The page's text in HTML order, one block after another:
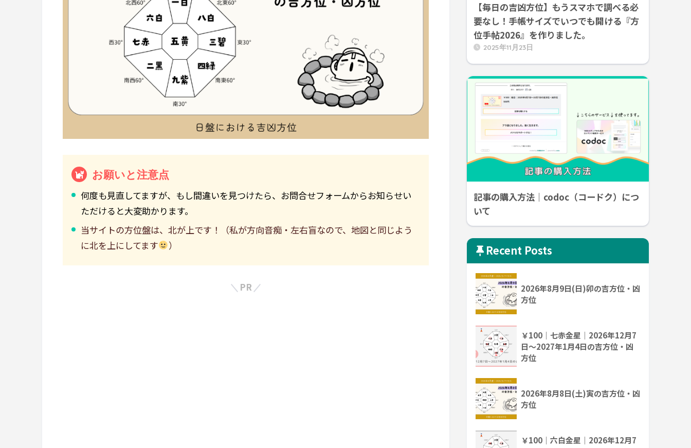
お願いと注意点
何度も見直してますが、もし間違いを見つけたら、お問合せフォームからお知らせい
ただけると大変助かります。
当サイトの方位盤は、北が上です！（私が方向音痴・左右盲なので、地図と同じよう
に北を上にしてます
）
PR
【毎日の吉凶方位】もうスマホで調べる必
要なし！手帳サイズでいつでも開ける『方
位手帖2026』を作りました。
2025年11月23日
記事の購入方法｜codoc（コードク）につ
いて
Recent Posts
2026年8月9日(日)卯の吉方位・凶
方位
￥100｜七赤金星｜2026年12月7
日～2027年1月4日の吉方位・凶
方位
2026年8月8日(土)寅の吉方位・凶
方位
￥100｜六白金星｜2026年12月7